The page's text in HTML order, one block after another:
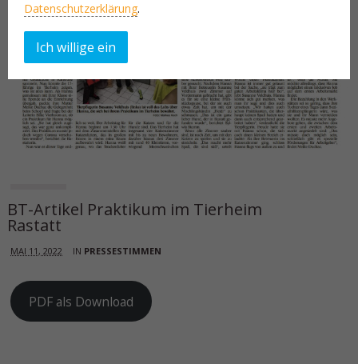
BT-Artikel Praktikum im Tierheim
Rastatt
MAI 11, 2022 IN PRESSESTIMMEN
PDF als Download
Datenschutzerklärung.
Ich willige ein